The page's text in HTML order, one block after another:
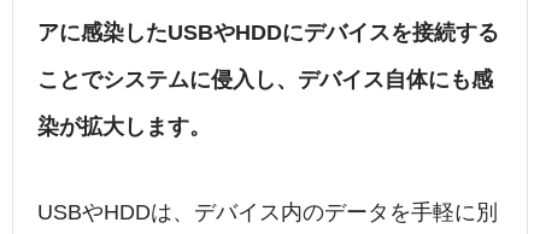
アに感染したUSBやHDDにデバイスを接続する
ことでシステムに侵入し、デバイス自体にも感
染が拡大します。
USBやHDDは、デバイス内のデータを手軽に別